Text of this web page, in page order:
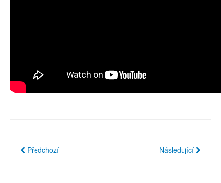
Předchozí Následující